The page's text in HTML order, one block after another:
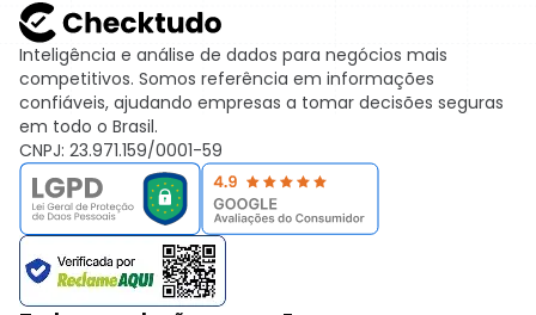
Inteligência e análise de dados para negócios mais
competitivos. Somos referência em informações
confiáveis, ajudando empresas a tomar decisões seguras
em todo o Brasil.
CNPJ: 23.971.159/0001-59